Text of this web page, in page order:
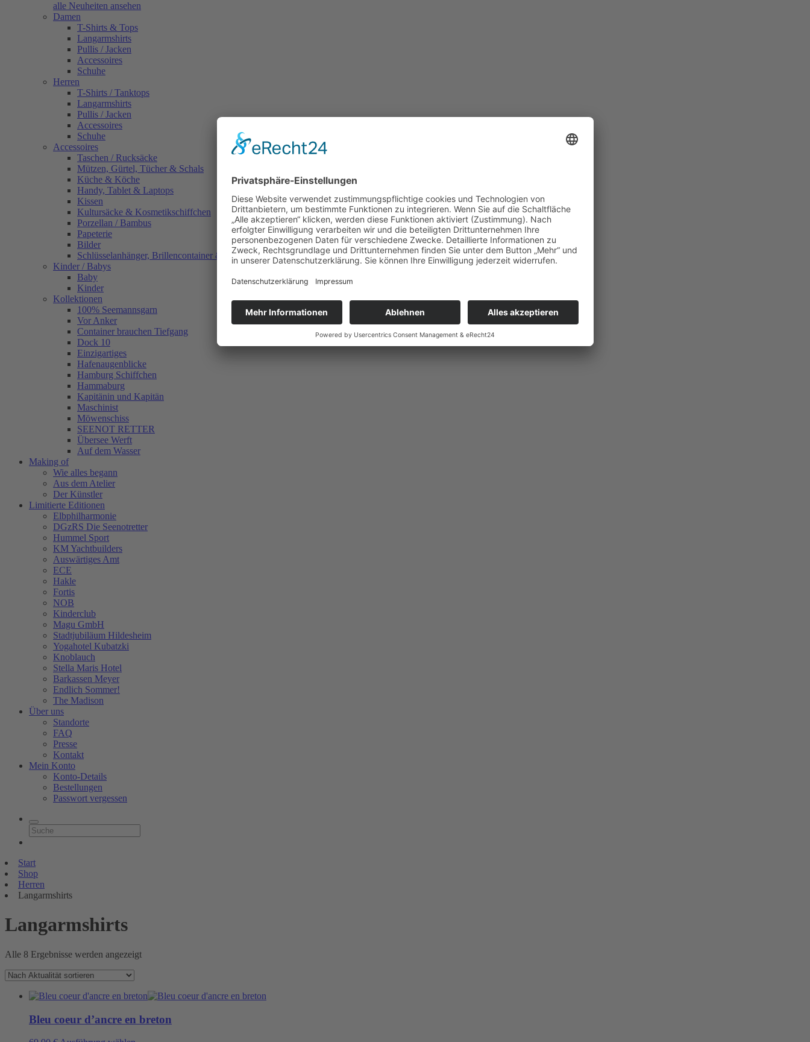
alle Neuheiten ansehen
Damen
T-Shirts & Tops
Langarmshirts
Pullis / Jacken
Accessoires
Schuhe
Herren
T-Shirts / Tanktops
Langarmshirts
Pullis / Jacken
Accessoires
Schuhe
Accessoires
Taschen / Rucksäcke
Mützen, Gürtel, Tücher & Schals
Küche & Köche
Handy, Tablet & Laptops
Kissen
Kultursäcke & Kosmetikschiffchen
Porzellan / Bambus
Papeterie
Bilder
Schlüsselanhänger, Brillencontainer & mehr
Kinder / Babys
Baby
Kinder
Kollektionen
100% Seemannsgarn
Vor Anker
Container brauchen Tiefgang
Dock 10
Einzigartiges
Hafenaugen­blicke
Hamburg Schiffchen
Hammaburg
Kapitänin und Kapitän
Maschinist
Möwenschiss
SEENOT RETTER
Übersee Werft
Auf dem Wasser
Making of
Wie alles begann
Aus dem Atelier
Der Künstler
Limitierte Editionen
Elbphilharmonie
DGzRS Die Seenotretter
Hummel Sport
KM Yachtbuilders
Auswärtiges Amt
ECE
Hakle
Fortis
NOB
Kinderclub
Magu GmbH
Stadtjubiläum Hildesheim
Yogahotel Kubatzki
Knoblauch
Stella Maris Hotel
Barkassen Meyer
Endlich Sommer!
The Madison
Über uns
Standorte
FAQ
Presse
Kontakt
Mein Konto
Konto-Details
Bestellungen
Passwort vergessen
Start
Shop
Herren
Langarmshirts
Langarmshirts
Alle 8 Ergebnisse werden angezeigtNach
Bleu coeur d’ancre en breton